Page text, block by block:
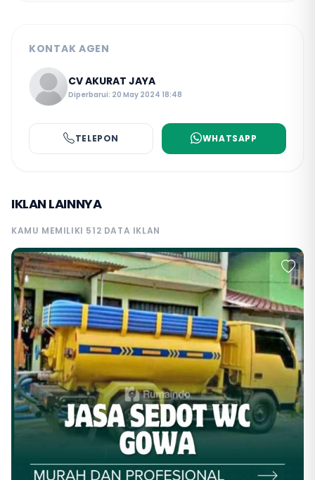
KONTAK AGEN
CV AKURAT JAYA
Diperbarui: 20 May 2024 18:48
TELEPON WHATSAPP
IKLAN LAINNYA
KAMU MEMILIKI 512 DATA IKLAN